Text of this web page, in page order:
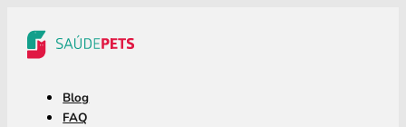
Blog
FAQ